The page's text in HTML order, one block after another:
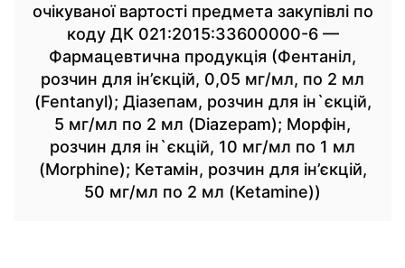
очікуваної вартості предмета закупівлі по
коду ДК 021:2015:33600000-6 —
Фармацевтична продукція (Фентаніл,
розчин для ін’єкцій, 0,05 мг/мл, по 2 мл
(Fentanyl); Діазепам, розчин для ін`єкцій,
5 мг/мл по 2 мл (Diazepam); Морфін,
розчин для ін`єкцій, 10 мг/мл по 1 мл
(Morphine); Кетамін, розчин для ін’єкцій,
50 мг/мл по 2 мл (Ketamine))